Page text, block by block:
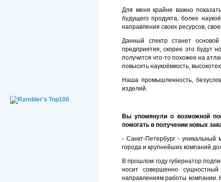
Для меня крайне важно
будущего продукта, более
направления своих ресурсов,
Данный спектр станет
предприятия, скорее это будут
получится что-то похожее на
повысить наукоёмкость,
Наша промышленность,
изделий.
Вы упомянули о возможной
помогать в получении новых
- Санкт-Петербург -
города и крупнейших компаний
В прошлом году губернатор
носит совершенно
направлениям работы компании.